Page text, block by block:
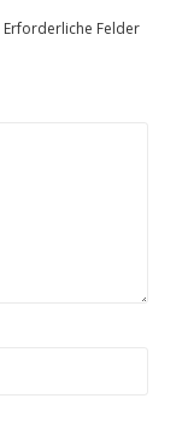
Erforderliche Felder